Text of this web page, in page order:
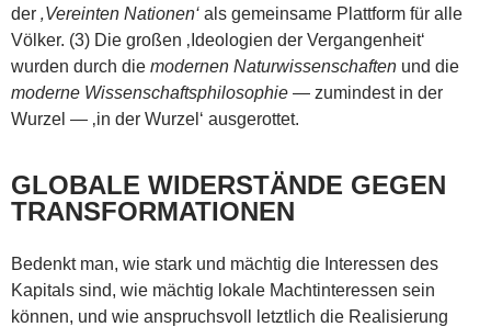
der ‚Vereinten Nationen‘ als gemeinsame Plattform für alle
Völker. (3) Die großen ‚Ideologien der Vergangenheit‘
wurden durch die modernen Naturwissenschaften und die
moderne Wissenschaftsphilosophie — zumindest in der
Wurzel — ‚in der Wurzel‘ ausgerottet.
GLOBALE WIDERSTÄNDE GEGEN
TRANSFORMATIONEN
Bedenkt man, wie stark und mächtig die Interessen des
Kapitals sind, wie mächtig lokale Machtinteressen sein
können, und wie anspruchsvoll letztlich die Realisierung